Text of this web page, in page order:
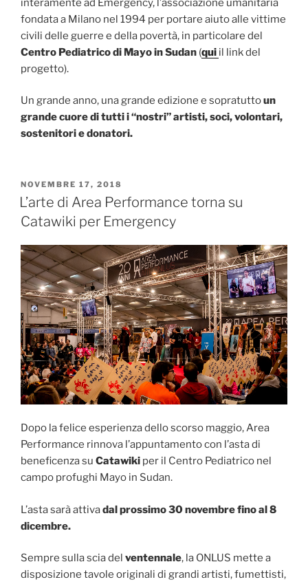
interamente ad Emergency, l’associazione umanitaria
fondata a Milano nel 1994 per portare aiuto alle vittime
civili delle guerre e della povertà, in particolare del
Centro Pediatrico di Mayo in Sudan (qui il link del
progetto).
Un grande anno, una grande edizione e sopratuttoun
grande cuore di tutti i “nostri” artisti, soci, volontari,
sostenitori e donatori.
PUBBLICATO
IL
NOVEMBRE 17, 2018
L’arte di Area Performance torna su
Catawiki per Emergency
Dopo la felice esperienza dello scorso maggio, Area
Performance rinnova l’appuntamento con l’asta di
beneficenza su Catawiki per il Centro Pediatrico nel
campo profughi Mayo in Sudan.
L’asta sarà attivadal prossimo 30 novembre fino al 8
dicembre.
Sempre sulla scia del ventennale, la ONLUS mette a
disposizione tavole originali di grandi artisti, fumettisti,